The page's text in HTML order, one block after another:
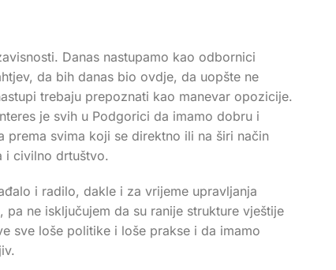
Danas nastupamo kao odbornici
da bih danas bio ovdje, da uopšte ne
trebaju prepoznati kao manevar opozicije.
je svih u Podgorici da imamo dobru i
prema svima koji se direktno ili na širi način
i civilno drtuštvo.
i radilo, dakle i za vrijeme upravljanja
ne isključujem da su ranije strukture vještije
sve loše politike i loše prakse i da imamo